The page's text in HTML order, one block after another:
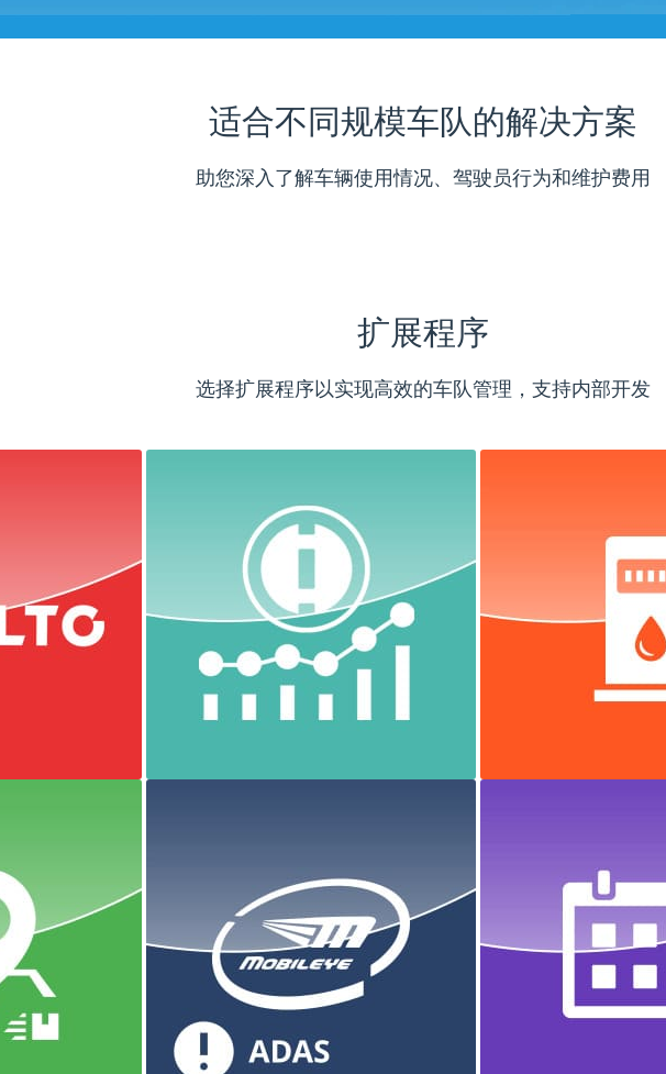
适合不同规模车队的解决方案
助您深入了解车辆使用情况、驾驶员行为和维护费用
扩展程序
选择扩展程序以实现高效的车队管理，支持内部开发